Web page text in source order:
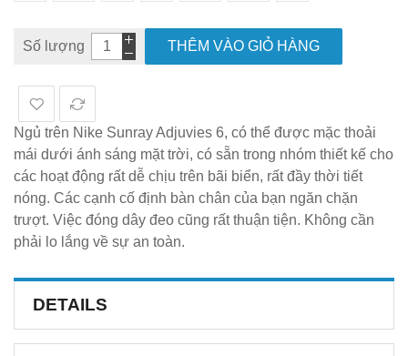
Số lượng THÊM VÀO GIỎ HÀNG
Ngủ trên Nike Sunray Adjuvies 6, có thể được mặc thoải
mái dưới ánh sáng mặt trời, có sẵn trong nhóm thiết kế cho
các hoạt động rất dễ chịu trên bãi biển, rất đầy thời tiết
nóng. Các cạnh cố định bàn chân của bạn ngăn chặn
trượt. Việc đóng dây đeo cũng rất thuận tiện. Không cần
phải lo lắng về sự an toàn.
DETAILS